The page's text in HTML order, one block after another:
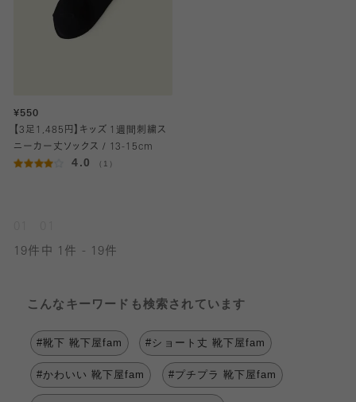
¥550
【3足1,485円】キッズ 1週間刺繍ス
ニーカー丈ソックス / 13-15cm
4.0 （1）
19件中 1件 - 19件
こんなキーワードも検索されています
#靴下 靴下屋fam #ショート丈 靴下屋fam
#かわいい 靴下屋fam #プチプラ 靴下屋fam